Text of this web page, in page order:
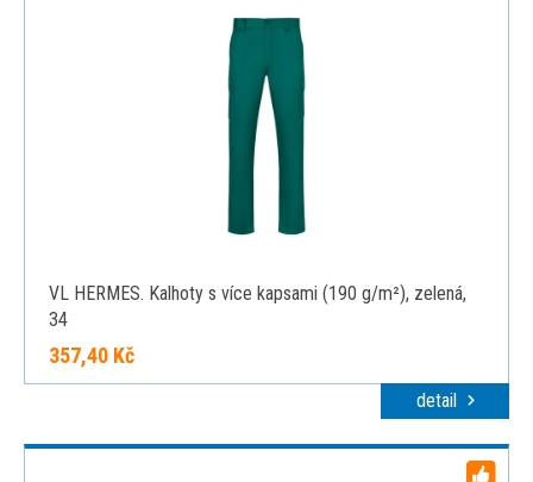
VL HERMES. Kalhoty s více kapsami (190 g/m²), zelená,
34
357,40 Kč
detail